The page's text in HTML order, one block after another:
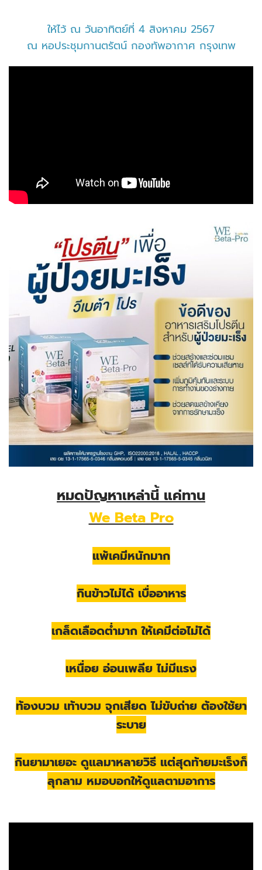
ให้ไว้ ณ วันอาทิตย์ที่ 4 สิงหาคม 2567
ณ หอประชุมกานตรัตน์ กองทัพอากาศ กรุงเทพ
หมดปัญหาเหล่านี้ แค่ทาน
We Beta Pro
แพ้เคมีหนักมาก
กินข้าวไม่ได้ เบื่ออาหาร
เกล็ดเลือดต่ำมาก ให้เคมีต่อไม่ได้
เหนื่อย อ่อนเพลีย ไม่มีแรง
ท้องบวม เท้าบวม จุกเสียด ไม่ขับถ่าย ต้องใช้ยา
ระบาย
กินยามาเยอะ ดูแลมาหลายวิธี แต่สุดท้ายมะเร็งก็
ลุกลาม หมอบอกให้ดูแลตามอาการ